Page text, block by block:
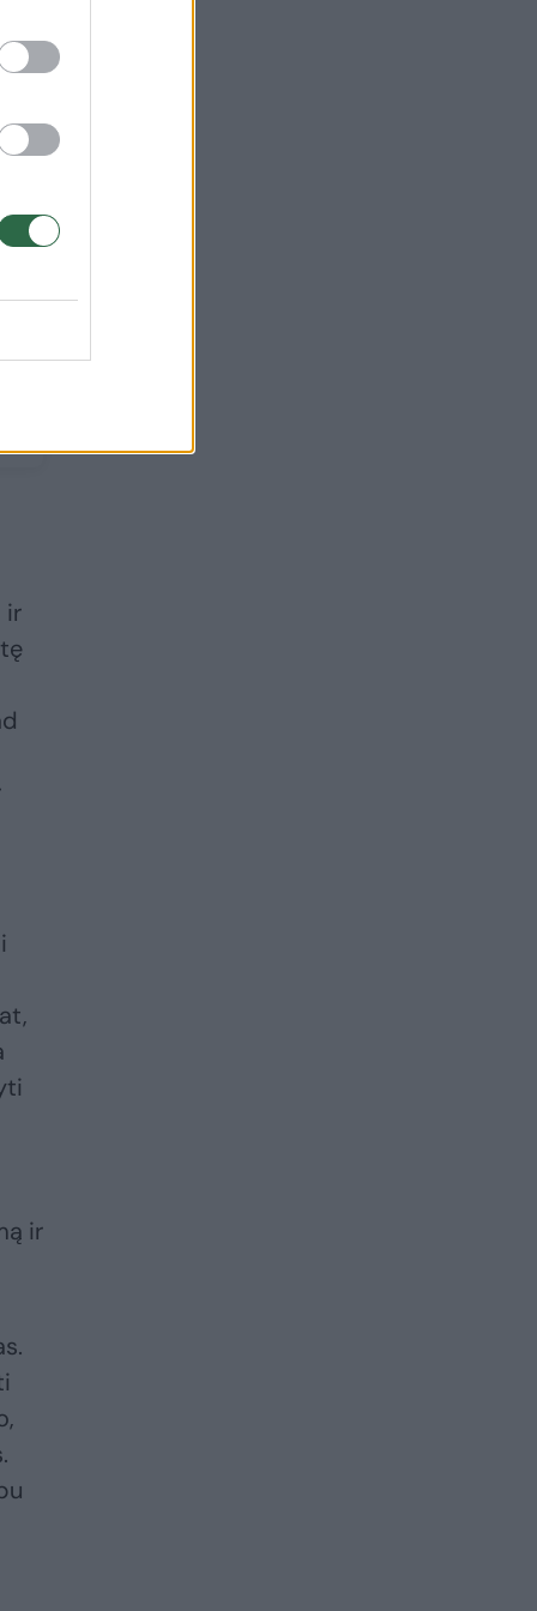
kailio
ir
ir